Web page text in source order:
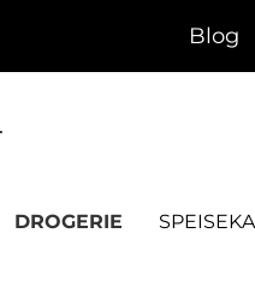
Blog
DROGERIE